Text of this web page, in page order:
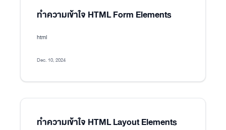
ทำความเข้าใจ HTML Form Elements
html
Dec. 10, 2024
ทำความเข้าใจ HTML Layout Elements